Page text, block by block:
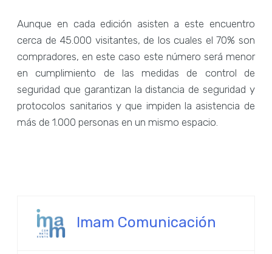
Aunque en cada edición asisten a este encuentro
cerca de 45.000 visitantes, de los cuales el 70% son
compradores, en este caso este número será menor
en cumplimiento de las medidas de control de
seguridad que garantizan la distancia de seguridad y
protocolos sanitarios y que impiden la asistencia de
más de 1.000 personas en un mismo espacio.
Imam Comunicación